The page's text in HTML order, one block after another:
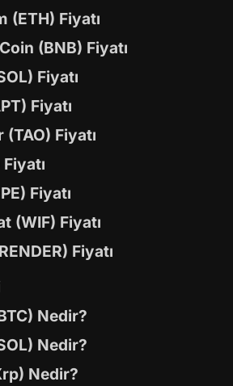
(ETH) Fiyatı
(BNB) Fiyatı
Fiyatı
Fiyatı
Fiyatı
Fiyatı
(WIF) Fiyatı
Fiyatı
Nedir?
Nedir?
Nedir?